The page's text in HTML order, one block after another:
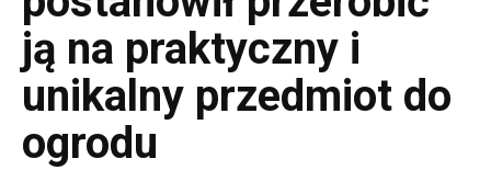
ją na praktyczny i
unikalny przedmiot do
ogrodu